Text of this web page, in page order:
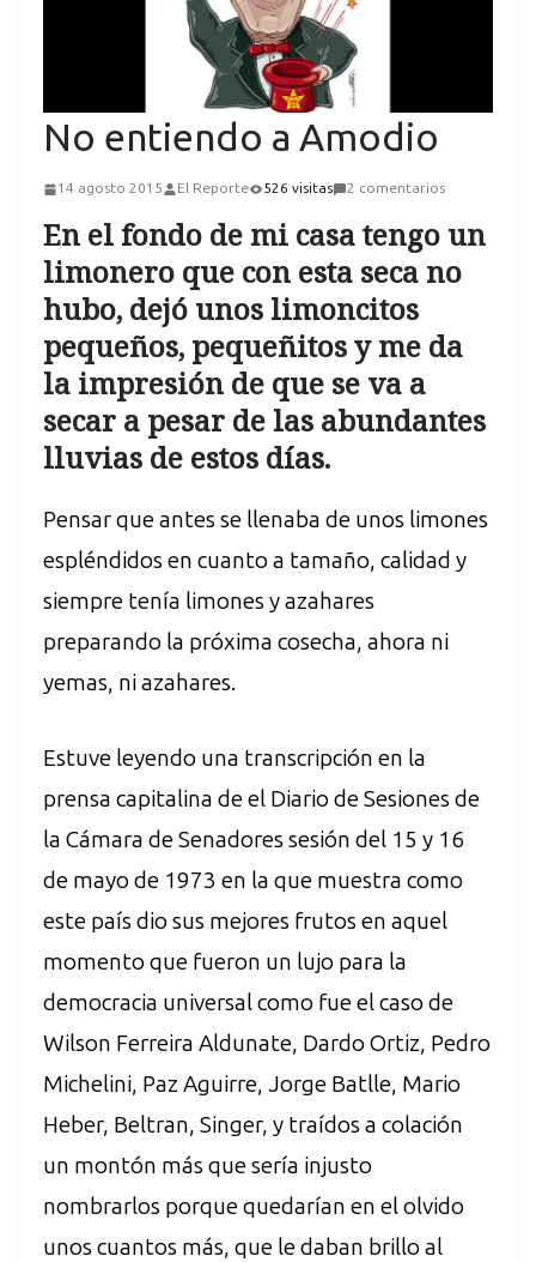
No entiendo a Amodio
14 agosto 2015 El Reporte 526 visitas 2 comentarios
En el fondo de mi casa tengo un
limonero que con esta seca no
hubo, dejó unos limoncitos
pequeños, pequeñitos y me da
la impresión de que se va a
secar a pesar de las abundantes
lluvias de estos días.
Pensar que antes se llenaba de unos limones
espléndidos en cuanto a tamaño, calidad y
siempre tenía limones y azahares
preparando la próxima cosecha, ahora ni
yemas, ni azahares.
Estuve leyendo una transcripción en la
prensa capitalina de el Diario de Sesiones de
la Cámara de Senadores sesión del 15 y 16
de mayo de 1973 en la que muestra como
este país dio sus mejores frutos en aquel
momento que fueron un lujo para la
democracia universal como fue el caso de
Wilson Ferreira Aldunate, Dardo Ortiz, Pedro
Michelini, Paz Aguirre, Jorge Batlle, Mario
Heber, Beltran, Singer, y traídos a colación
un montón más que sería injusto
nombrarlos porque quedarían en el olvido
unos cuantos más, que le daban brillo al